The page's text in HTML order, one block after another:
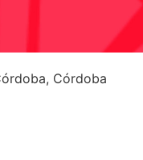
Córdoba